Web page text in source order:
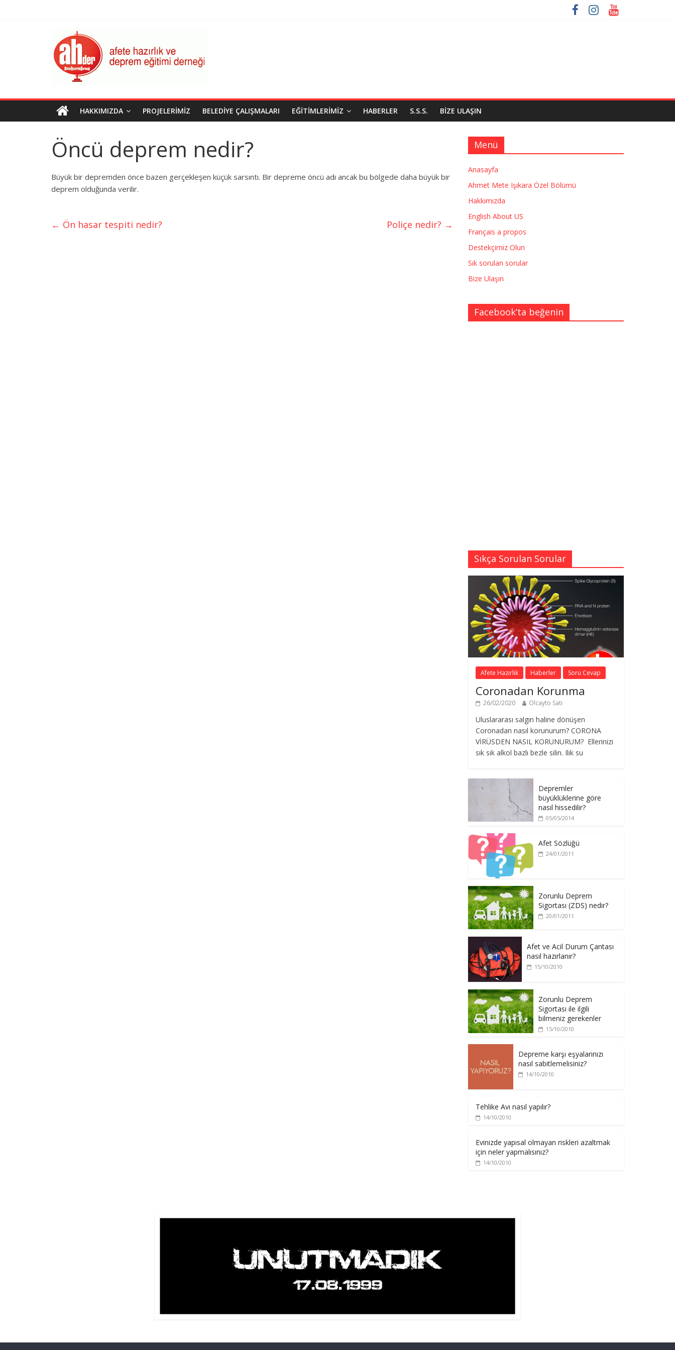
AHDER
Afete
Hazırlık
Deprem
Eğitimi
Derneği
HAKKIMIZDA PROJELERIMIZ BELEDIYE ÇALIŞMALARI EĞITIMLERIMIZ HABERLER S.S.S. BIZE ULAŞIN
Öncü deprem nedir?
Büyük bir depremden önce bazen gerçekleşen küçük sarsıntı. Bir depreme öncü adı ancak bu bölgede daha büyük bir
deprem olduğunda verilir.
← Ön hasar tespiti nedir? Poliçe nedir? →
Menü
Anasayfa
Ahmet Mete Işıkara Özel Bölümü
Hakkımızda
English About US
Français a propos
Destekçimiz Olun
Sık sorulan sorular
Bize Ulaşın
Facebook’ta beğenin
Sıkça Sorulan Sorular
Afete Hazırlık Haberler Soru Cevap
Coronadan Korunma
26/02/2020 Olcayto Satı
Uluslararası salgın haline dönüşen
Coronadan nasıl korunurum? CORONA
VİRÜSDEN NASIL KORUNURUM? Ellerinizi
sık sık alkol bazlı bezle silin. Ilık su
Depremler
büyüklüklerine göre
nasıl hissedilir?
05/05/2014
Afet Sözlüğü
24/01/2011
Zorunlu Deprem
Sigortası (ZDS) nedir?
20/01/2011
Afet ve Acil Durum Çantası
nasıl hazırlanır?
15/10/2010
Zorunlu Deprem
Sigortası ile ilgili
bilmeniz gerekenler
15/10/2010
Depreme karşı eşyalarınızı
nasıl sabitlemelisiniz?
14/10/2010
Tehlike Avı nasıl yapılır?
14/10/2010
Evinizde yapısal olmayan riskleri azaltmak
için neler yapmalısınız?
14/10/2010